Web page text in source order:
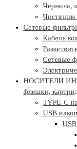
Чернила,
Чистящие
Сетевые
Кабель
Сетевые
НОСИТЕЛИ
флешки,
TYPE-C
USB